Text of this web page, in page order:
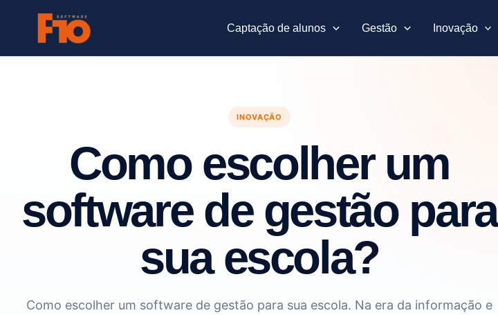
Captação de alunos Gestão Inovação
INOVAÇÃO
Como escolher um
software de gestão para
sua escola?
Como escolher um software de gestão para sua escola. Na era da informação e